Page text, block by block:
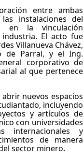
entre ambas
instalaciones del
en la vinculación
El acto fue
Villanueva Chávez,
de Parral, y el Ing.
corporativo de
al que pertenece
nuevos espacios
incluyendo
y artículos de
con universidades
internacionales y
de manera
sector minero.